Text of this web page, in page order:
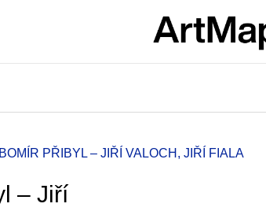
PŘIBYL – JIŘÍ VALOCH, JIŘÍ FIALA
– Jiří